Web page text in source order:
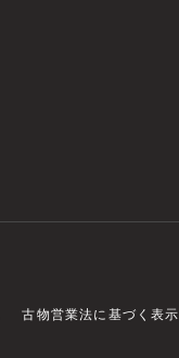
古物営業法に基づく表示